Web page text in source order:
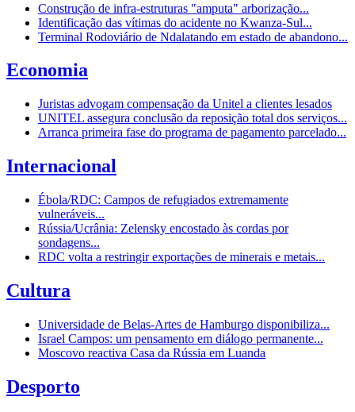
Construção de infra-estruturas "amputa" arborização...
Identificação das vítimas do acidente no Kwanza-Sul...
Terminal Rodoviário de Ndalatando em estado de abandono...
Economia
Juristas advogam compensação da Unitel a clientes lesados
UNITEL assegura conclusão da reposição total dos serviços...
Arranca primeira fase do programa de pagamento parcelado...
Internacional
Ébola/RDC: Campos de refugiados extremamente
vulneráveis...
Rússia/Ucrânia: Zelensky encostado às cordas por
sondagens...
RDC volta a restringir exportações de minerais e metais...
Cultura
Universidade de Belas-Artes de Hamburgo disponibiliza...
Israel Campos: um pensamento em diálogo permanente...
Moscovo reactiva Casa da Rússia em Luanda
Desporto